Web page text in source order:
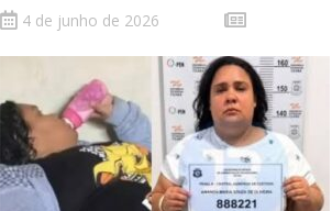
4 de junho de 2026